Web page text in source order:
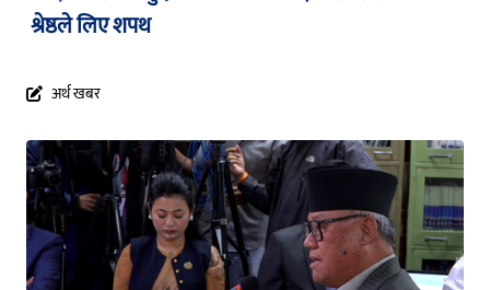
श्रेष्ठले लिए शपथ
अर्थ खबर